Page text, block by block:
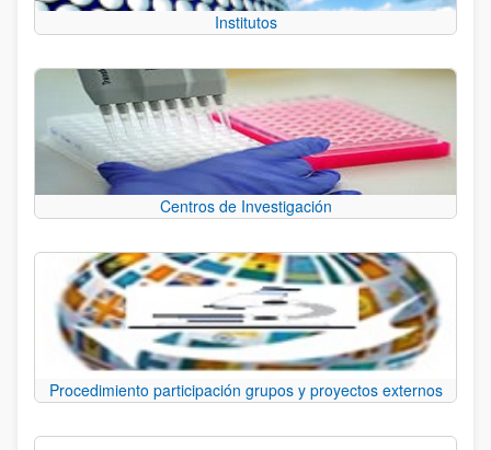
Institutos
Centros de Investigación
Procedimiento participación grupos y proyectos externos